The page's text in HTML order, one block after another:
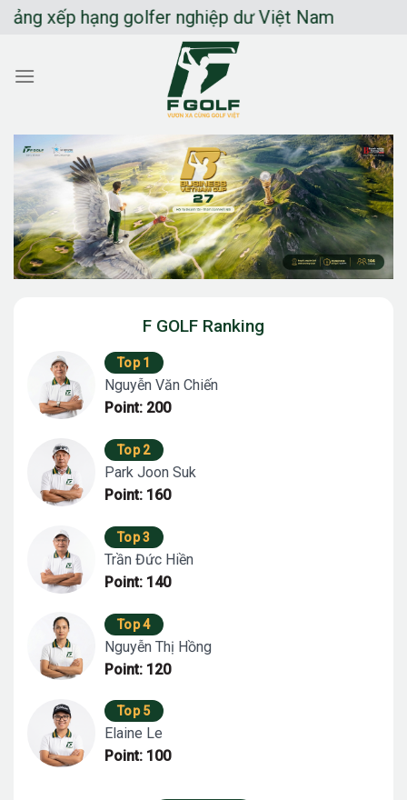
Chuyển
dung
golfer nghiệp dư Việt Nam
F GOLF Ranking
Top 1
Nguyễn Văn Chiến
Point: 200
Top 2
Park Joon Suk
Point: 160
Top 3
Trần Đức Hiền
Point: 140
Top 4
Nguyễn Thị Hồng
Point: 120
Top 5
Elaine Le
Point: 100